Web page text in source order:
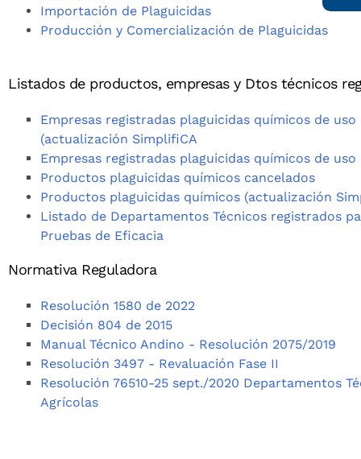
Importación de Plaguicidas
Producción y Comercialización de Plaguicidas
Listados de productos, empresas y Dtos técnicos
Empresas registradas plaguicidas químicos de uso
(actualización SimplifiCA
Empresas registradas plaguicidas químicos de uso
Productos plaguicidas químicos cancelados
Productos plaguicidas químicos (actualización
Listado de Departamentos Técnicos registrados
Pruebas de Eficacia
Normativa Reguladora
Resolución 1580 de 2022
Decisión 804 de 2015
Manual Técnico Andino - Resolución 2075/2019
Resolución 3497 - Revaluación Fase II
Resolución 76510-25 sept./2020 Departamentos
Agrícolas